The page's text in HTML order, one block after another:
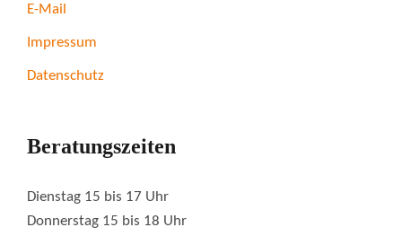
E-Mail
Impressum
Datenschutz
Beratungszeiten
Dienstag 15 bis 17 Uhr
Donnerstag 15 bis 18 Uhr